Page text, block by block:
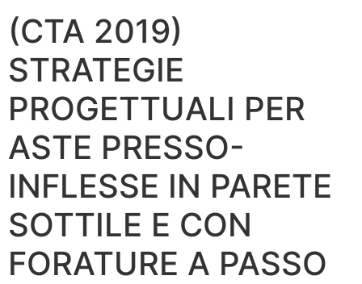
(CTA 2019)
STRATEGIE
PROGETTUALI PER
ASTE PRESSO-
INFLESSE IN PARETE
SOTTILE E CON
FORATURE A PASSO